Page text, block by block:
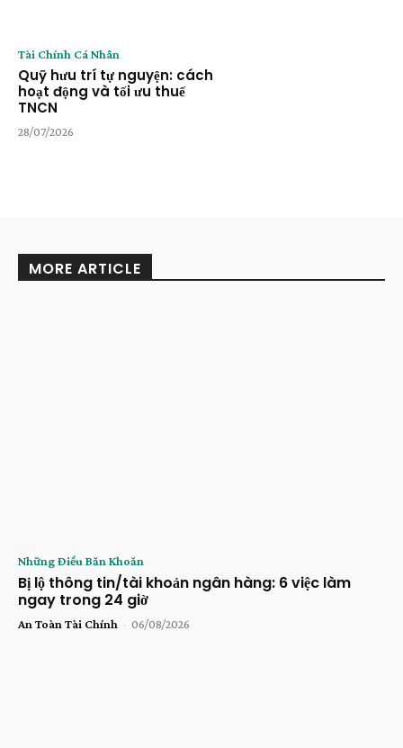
Tài Chính Cá Nhân
Quỹ hưu trí tự nguyện: cách
hoạt động và tối ưu thuế
TNCN
28/07/2026
MORE ARTICLE
Những Điều Băn Khoăn
Bị lộ thông tin/tài khoản ngân hàng: 6 việc làm
ngay trong 24 giờ
An Toàn Tài Chính - 06/08/2026